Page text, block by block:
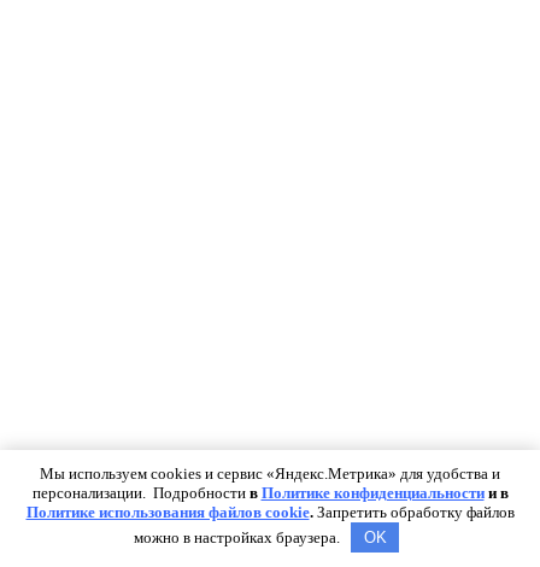
Мы используем cookies и сервис «Яндекс.Метрика» для удобства и
персонализации. Подробностив Политике конфиденциальностии в
Политике использования файлов cookie.Запретить обработку файлов
можно в настройках браузера.
OK